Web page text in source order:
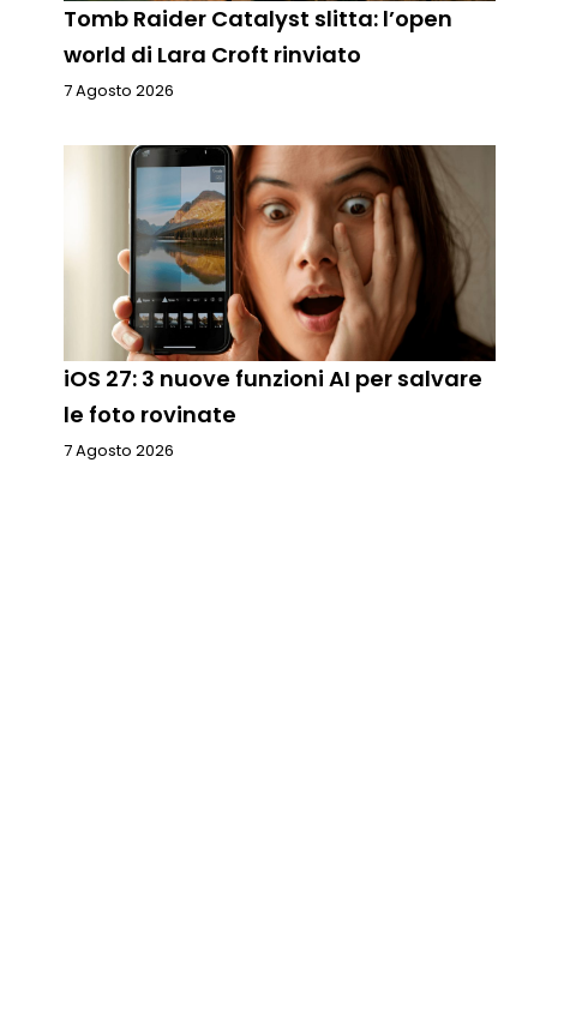
Tomb Raider Catalyst slitta: l’open
world di Lara Croft rinviato
7 Agosto 2026
iOS 27: 3 nuove funzioni AI per salvare
le foto rovinate
7 Agosto 2026